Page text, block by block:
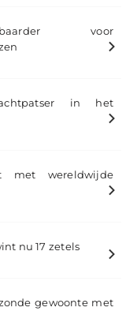
voor
in het
met wereldwijde
nu 17 zetels
gewoonte met